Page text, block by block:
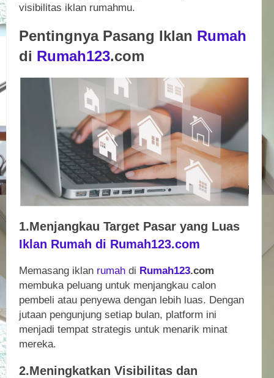
visibilitas iklan rumahmu.
Pentingnya Pasang Iklan Rumah
di Rumah123.com
1.Menjangkau Target Pasar yang Luas
Iklan Rumah di Rumah123.com
Memasang iklan rumah di Rumah123.com
membuka peluang untuk menjangkau calon
pembeli atau penyewa dengan lebih luas. Dengan
jutaan pengunjung setiap bulan, platform ini
menjadi tempat strategis untuk menarik minat
mereka.
2.Meningkatkan Visibilitas dan